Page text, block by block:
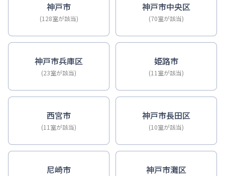
【神戸・三宮】Sステイ三宮駅前７｜禁煙ルーム・Wi-Fiレ
【三宮・貿易センター】Sステイ三宮貿易センター前2｜
神戸市
(128室が該当)
神戸市中央区
(70室が該当)
神戸市兵庫区
(23室が該当)
姫路市
(11室が該当)
西宮市
(11室が該当)
神戸市長田区
(10室が該当)
尼崎市 神戸市灘区